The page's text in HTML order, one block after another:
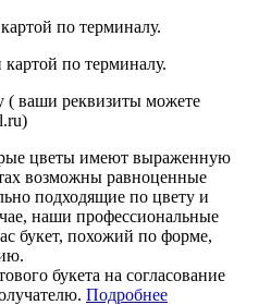
по терминалу.
по терминалу.
( ваши реквизиты можете
цветы имеют выраженную
возможны равноценные
подходящие по цвету и
наши профессиональные
букет, похожий по форме,
букета на согласование
Подробнее